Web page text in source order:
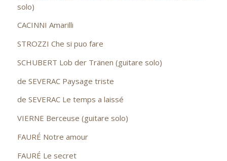
solo)
CACINNI Amarilli
STROZZI Che si puo fare
SCHUBERT Lob der Tränen (guitare solo)
de SEVERAC Paysage triste
de SEVERAC Le temps a laissé
VIERNE Berceuse (guitare solo)
FAURÉ Notre amour
FAURÉ Le secret